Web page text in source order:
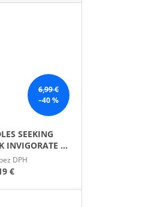
6,99 €
–40 %
SEEKING
INVIGORATE /
DPH
€